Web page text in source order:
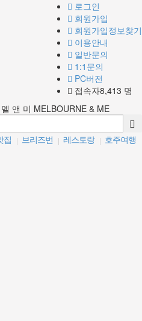
로그인
회원가입
회원가입정보찾기
이용안내
일반문의
1:1문의
PC버전
접속자8,413 명
앤 미 MELBOURNE & ME
집 | 브리즈번 | 레스토랑 | 호주여행